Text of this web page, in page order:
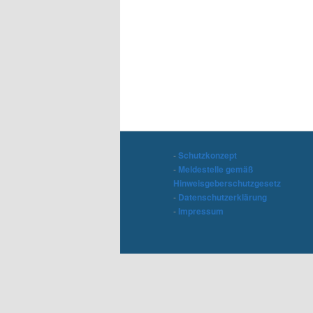
-Schutzkonzept
- Meldestelle gemäß
Hinweisgeberschutzgesetz
- Datenschutzerklärung
- Impressum